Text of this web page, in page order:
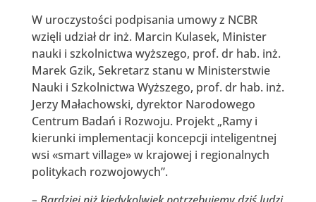
W uroczystości podpisania umowy z NCBR
wzięli udział dr inż. Marcin Kulasek, Minister
nauki i szkolnictwa wyższego, prof. dr hab. inż.
Marek Gzik, Sekretarz stanu w Ministerstwie
Nauki i Szkolnictwa Wyższego, prof. dr hab. inż.
Jerzy Małachowski, dyrektor Narodowego
Centrum Badań i Rozwoju. Projekt „Ramy i
kierunki implementacji koncepcji inteligentnej
wsi «smart village» w krajowej i regionalnych
politykach rozwojowych”.